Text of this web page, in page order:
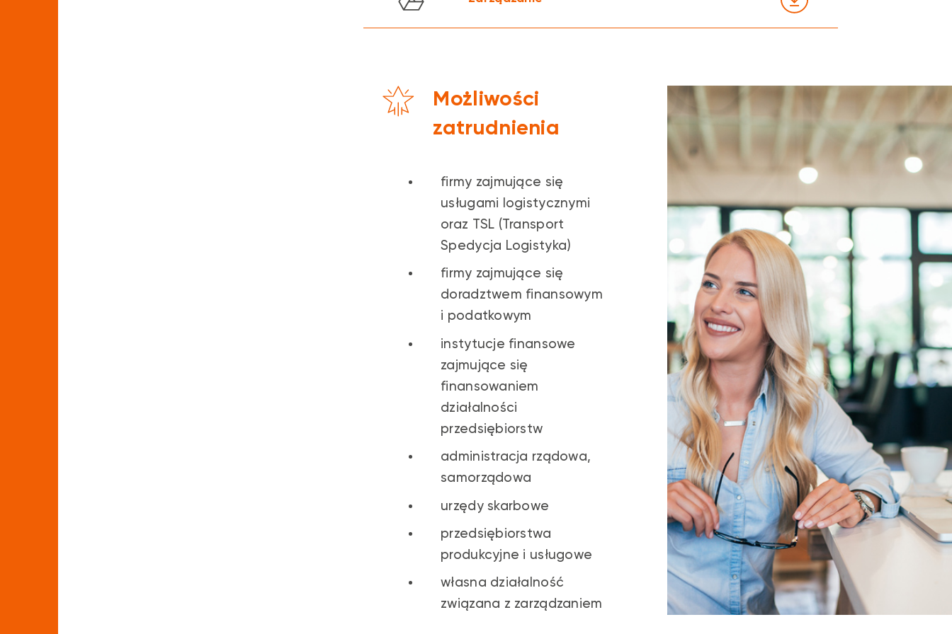
logistyczne współczesnego menedżera, a także współczesne problemy
logistycznych
zasad i metod właściwych dla branży
TSL.
Możliwości
zatrudnienia
firmy zajmujące się
usługami logistycznymi
oraz TSL (Transport
Spedycja Logistyka)
firmy zajmujące się
doradztwem finansowym
i podatkowym
instytucje finansowe
zajmujące się
finansowaniem
działalności
przedsiębiorstw
administracja rządowa,
samorządowa
urzędy skarbowe
przedsiębiorstwa
produkcyjne i usługowe
własna działalność
związana z zarządzaniem